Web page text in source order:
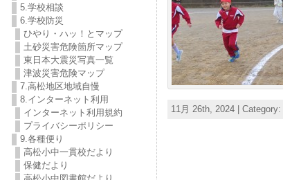
5.学校相談
6.学校防災
ひやり・ハッ！とマップ
土砂災害危険箇所マップ
東日本大震災写真一覧
津波災害危険マップ
7.高松地区地域自慢
8.インターネット利用
インターネット利用規約
プライバシーポリシー
9.各種便り
高松小中一貫校だより
保健だより
11月 26th, 2024 | Category: